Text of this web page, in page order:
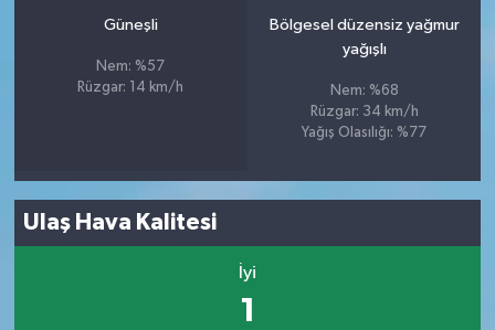
Güneşli
Nem: %57
Rüzgar: 14 km/h
Bölgesel düzensiz yağmur
yağışlı
Nem: %68
Rüzgar: 34 km/h
Yağış Olasılığı: %77
Ulaş Hava Kalitesi
İyi
1